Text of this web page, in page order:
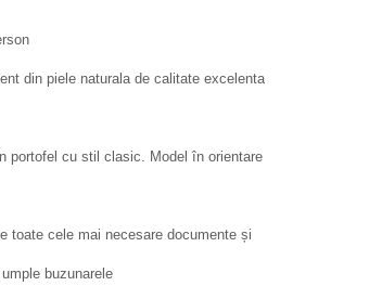
din piele naturala de calitate excelenta
portofel cu stil clasic. Model în orientare
toate cele mai necesare documente și
buzunarele